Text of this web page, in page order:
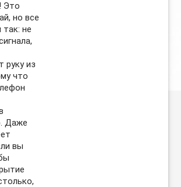
Это
но все
не
руку из
что
Даже
вы